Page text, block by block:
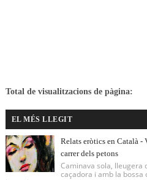
Total de visualitzacions de pàgina:
EL MÉS LLEGIT
Relats eròtics en Català
carrer dels petons
Caminava sola, lleugera
caçadora i amb la bossa